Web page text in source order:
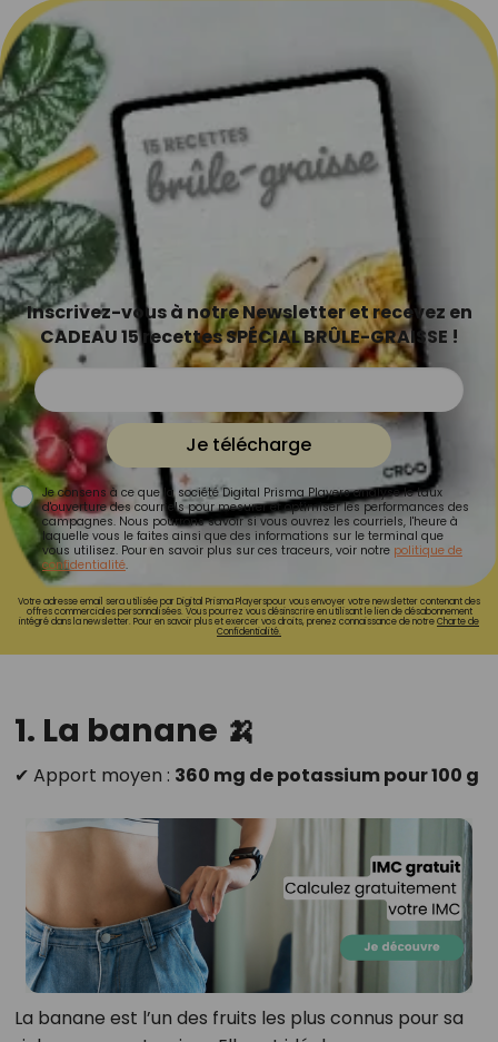
Inscrivez-vous à notre Newsletter et recevez en
CADEAU 15 recettes SPÉCIAL BRÛLE-GRAISSE !
Je télécharge
Je consens à ce que la société Digital Prisma Players analyse le taux
d'ouverture des courriels pour mesurer et optimiser les performances des
campagnes. Nous pourrons savoir si vous ouvrez les courriels, l'heure à
laquelle vous le faites ainsi que des informations sur le terminal que
vous utilisez. Pour en savoir plus sur ces traceurs, voir notre politique de
confidentialité.
Votre adresse email sera utilisée par Digital Prisma Playerspour vous envoyer votre newsletter contenant des
offres commerciales personnalisées. Vous pourrez vous désinscrire en utilisant le lien de désabonnement
intégré dans la newsletter. Pour en savoir plus et exercer vos droits, prenez connaissance de notreCharte de
Confidentialité.
1. La banane 🍌
✔ Apport moyen : 360 mg de potassium pour 100 g
La banane est l’un des fruits les plus connus pour sa